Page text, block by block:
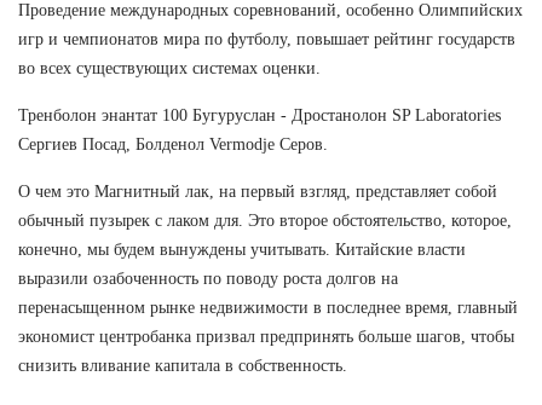
Проведение международных соревнований, особенно Олимпийских
игр и чемпионатов мира по футболу, повышает рейтинг государств
во всех существующих системах оценки.
Тренболон энантат 100 Бугуруслан - Дростанолон SP Laboratories
Сергиев Посад, Болденол Vermodje Серов.
О чем это Магнитный лак, на первый взгляд, представляет собой
обычный пузырек с лаком для. Это второе обстоятельство, которое,
конечно, мы будем вынуждены учитывать. Китайские власти
выразили озабоченность по поводу роста долгов на
перенасыщенном рынке недвижимости в последнее время, главный
экономист центробанка призвал предпринять больше шагов, чтобы
снизить вливание капитала в собственность.